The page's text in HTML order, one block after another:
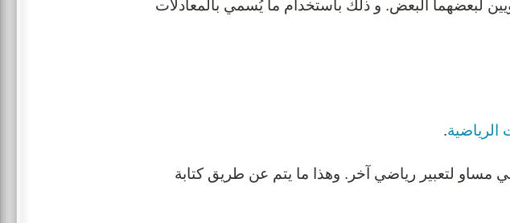
لبعضهما البعض. و ذلك باستخدام ما يُسمي بالمعادلات
الرياضية.
مساو لتعبير رياضي آخر. وهذا ما يتم عن طريق كتابة